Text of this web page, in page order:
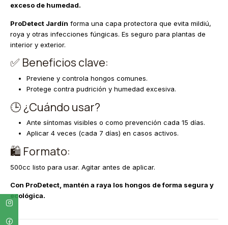
exceso de humedad.
ProDetect Jardín forma una capa protectora que evita mildiú,
roya y otras infecciones fúngicas. Es seguro para plantas de
interior y exterior.
✅ Beneficios clave:
Previene y controla hongos comunes.
Protege contra pudrición y humedad excesiva.
🕒 ¿Cuándo usar?
Ante síntomas visibles o como prevención cada 15 días.
Aplicar 4 veces (cada 7 días) en casos activos.
🛍️ Formato:
500cc listo para usar. Agitar antes de aplicar.
Con ProDetect, mantén a raya los hongos de forma segura y
ecológica.